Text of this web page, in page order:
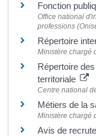
Fonction
Office national
professions
Répertoire
Ministère chargé
Répertoire
territoriale
Centre national
Métiers de la
Ministère chargé
Avis de